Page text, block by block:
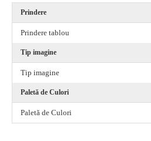
Prindere
Prindere tablou
Tip imagine
Tip imagine
Paletă de Culori
Paletă de Culori